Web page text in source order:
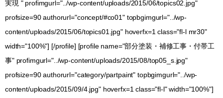
実現 " profimgurl="../wp-content/uploads/2015/06/topics02.jpg"
profsize=90 authorurl="concept/#co01" topbgimgurl="../wp-
content/uploads/2015/06/topics01.jpg" hoverfx=1 class="fl-l mr30"
width="100%"] [/profile] [profile name="部分塗装・補修工事・付帯工
事" profimgurl="../wp-content/uploads/2015/08/top05_s.jpg"
profsize=90 authorurl="category/partpaint" topbgimgurl="../wp-
content/uploads/2015/09/4.jpg" hoverfx=1 class="fl-l" width="100%"]